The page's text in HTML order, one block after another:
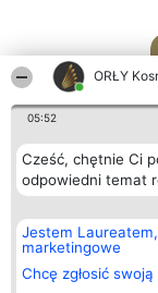
ORŁY
05:52
Cześć, chętnie Ci
odpowiedni temat
Jestem
marketingowe
Chcę zgłosić
Organizator
Bright Side Solutions sp. z
o. sp. k.
ul. Ruska 22
Wrocław 50-079